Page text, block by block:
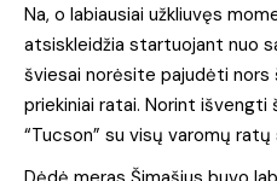
Na, o labiausiai užkliuvęs
atsiskleidžia startuojant nuo
šviesai norėsite pajudėti nors
priekiniai ratai. Norint
“Tucson” su visų varomų